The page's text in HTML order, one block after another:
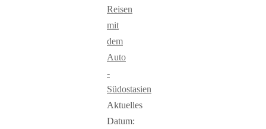
Reisen
mit
dem
Auto
-
Südostasien
Aktuelles
Datum: